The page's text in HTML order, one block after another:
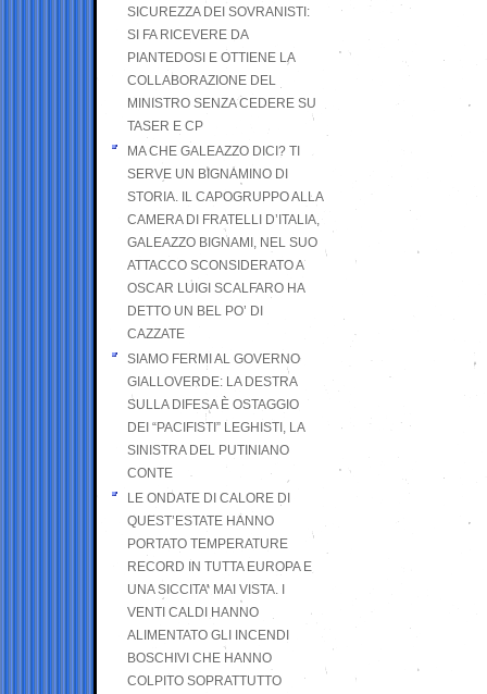
SICUREZZA DEI SOVRANISTI:
SI FA RICEVERE DA
PIANTEDOSI E OTTIENE LA
COLLABORAZIONE DEL
MINISTRO SENZA CEDERE SU
TASER E CP
MA CHE GALEAZZO DICI? TI
SERVE UN BIGNAMINO DI
STORIA. IL CAPOGRUPPO ALLA
CAMERA DI FRATELLI D’ITALIA,
GALEAZZO BIGNAMI, NEL SUO
ATTACCO SCONSIDERATO A
OSCAR LUIGI SCALFARO HA
DETTO UN BEL PO’ DI
CAZZATE
SIAMO FERMI AL GOVERNO
GIALLOVERDE: LA DESTRA
SULLA DIFESA È OSTAGGIO
DEI “PACIFISTI” LEGHISTI, LA
SINISTRA DEL PUTINIANO
CONTE
LE ONDATE DI CALORE DI
QUEST’ESTATE HANNO
PORTATO TEMPERATURE
RECORD IN TUTTA EUROPA E
UNA SICCITA’ MAI VISTA. I
VENTI CALDI HANNO
ALIMENTATO GLI INCENDI
BOSCHIVI CHE HANNO
COLPITO SOPRATTUTTO